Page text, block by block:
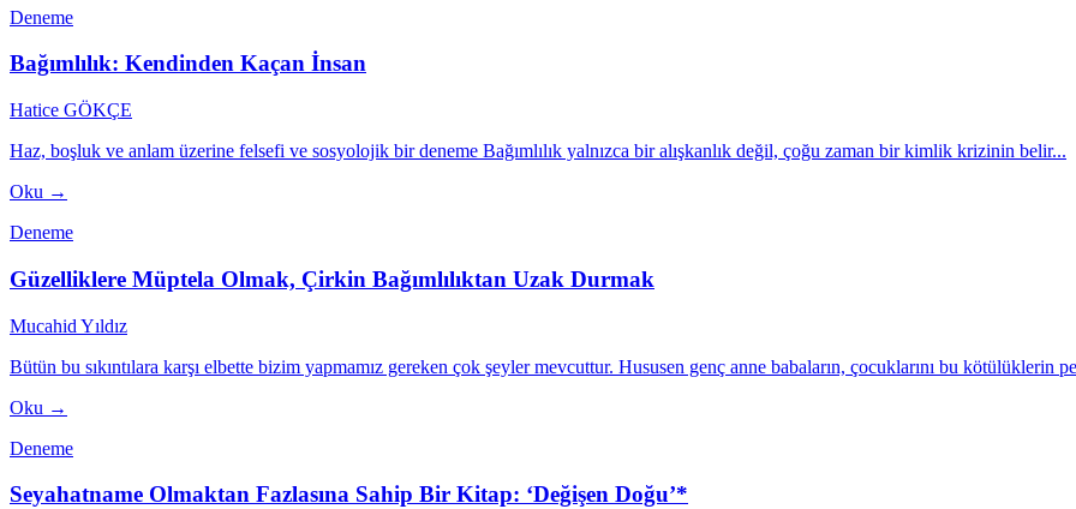
Deneme
Bağımlılık: Kendinden Kaçan İnsan
Hatice GÖKÇE
Haz, boşluk ve anlam üzerine felsefi ve sosyolojik bir deneme Bağımlılık yalnızca bir alışkanlık değil, çoğu zaman bir kimlik krizinin belir...
Oku →
Deneme
Güzelliklere Müptela Olmak, Çirkin Bağımlılıktan Uzak Durmak
Mucahid Yıldız
Bütün bu sıkıntılara karşı elbette bizim yapmamız gereken çok şeyler mevcuttur. Hususen genç anne babaların, çocuklarını bu kötülüklerin
Oku →
Deneme
Seyahatname Olmaktan Fazlasına Sahip Bir Kitap: ‘Değişen Doğu’*